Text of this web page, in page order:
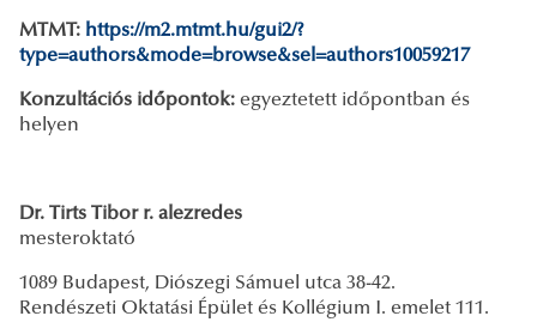
MTMT: https://m2.mtmt.hu/gui2/?
type=authors&mode=browse&sel=authors10059217
Konzultációs időpontok: egyeztetett időpontban és
helyen
Dr. Tirts Tibor r. alezredes
mesteroktató
1089 Budapest, Diószegi Sámuel utca 38-42.
Rendészeti Oktatási Épület és Kollégium I. emelet 111.